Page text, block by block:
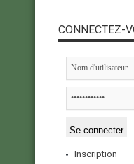
CONNECTEZ-
Inscription